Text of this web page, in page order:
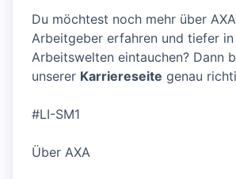
Du möchtest noch mehr über
Arbeitgeber erfahren und tiefer in
Arbeitswelten eintauchen? Dann
unserer Karriereseite genau
#LI-SM1
Über AXA